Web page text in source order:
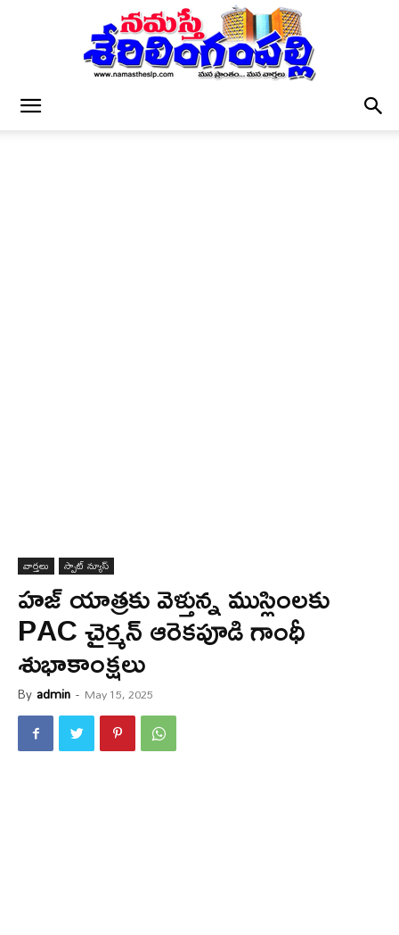
వార్త‌లు స్పాట్ న్యూస్
హ‌జ్ యాత్ర‌కు వెళ్తున్న ముస్లింల‌కు
PAC చైర్మన్ ఆరెకపూడి గాంధీ
శుభాకాంక్షలు
By admin - May 15, 2025